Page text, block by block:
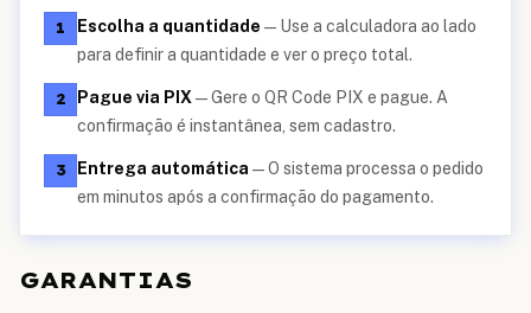
1 Escolha a quantidade — Use a calculadora ao lado
para definir a quantidade e ver o preço total.
2 Pague via PIX —Gere o QR Code PIX e pague. A
confirmação é instantânea, sem cadastro.
3 Entrega automática —O sistema processa o pedido
em minutos após a confirmação do pagamento.
GARANTIAS